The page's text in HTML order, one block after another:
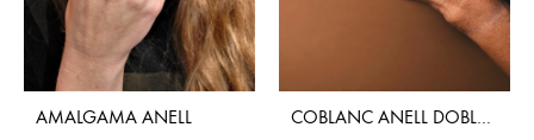
AMALGAMA ANELL COBLANC ANELL DOBLE GRAN